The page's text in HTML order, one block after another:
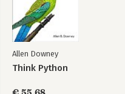
Allen Downey
Think Python